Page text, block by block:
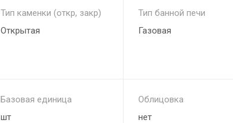
Тип каменки (откр, закр)
Открытая
Тип банной печи
Газовая
Базовая единица
шт
Облицовка
нет